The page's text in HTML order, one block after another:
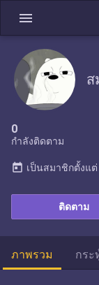
menu
ส
0
กำลังติดตาม
ติดตาม
today เป็นสมาชิกตั้งแต่
ภาพรวม กระ